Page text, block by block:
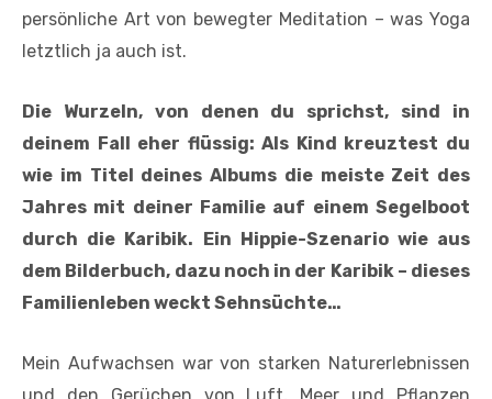
persönliche Art von bewegter Meditation – was Yoga
letztlich ja auch ist.
Die Wurzeln, von denen du sprichst, sind in
deinem Fall eher flüssig: Als Kind kreuztest du
wie im Titel deines Albums die meiste Zeit des
Jahres mit deiner Familie auf einem Segelboot
durch die Karibik. Ein Hippie-Szenario wie aus
dem Bilderbuch, dazu noch in der Karibik – dieses
Familienleben weckt Sehnsüchte…
Mein Aufwachsen war von starken Naturerlebnissen